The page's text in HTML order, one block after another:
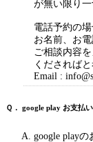
が無い限り一
電話予約の場
お名前、お
ご相談内容
くだされば
Email :
Ｑ． google play お支払
A. google play